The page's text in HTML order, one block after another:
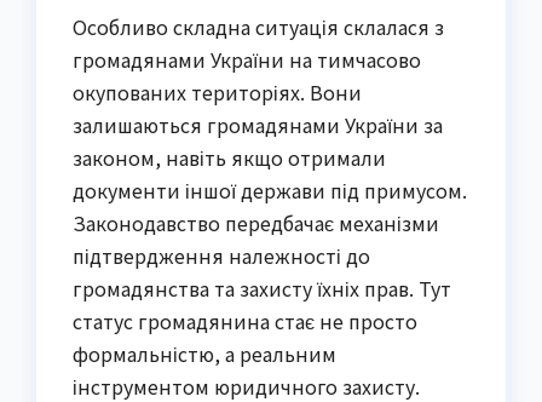
Особливо складна ситуація склалася з
громадянами України на тимчасово
окупованих територіях. Вони
залишаються громадянами України за
законом, навіть якщо отримали
документи іншої держави під примусом.
Законодавство передбачає механізми
підтвердження належності до
громадянства та захисту їхніх прав. Тут
статус громадянина стає не просто
формальністю, а реальним
інструментом юридичного захисту.